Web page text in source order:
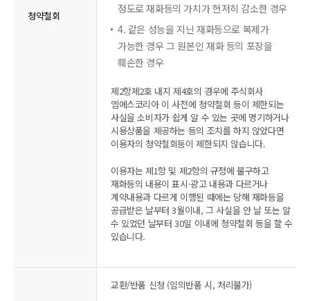
청약철회
정도로 재화등의 가치가 현저히 감소한 경우
4. 같은 성능을 지닌 재화등으로 복제가
가능한 경우 그 원본인 재화 등의 포장을
훼손한 경우
제2항제2호 내지 제4호의 경우에 주식회사
엠에스코리아 이 사전에 청약철회 등이 제한되는
사실을 소비자가 쉽게 알 수 있는 곳에 명기하거나
시용상품을 제공하는 등의 조치를 하지 않았다면
이용자의 청약철회등이 제한되지 않습니다.
이용자는 제1항 및 제2항의 규정에 불구하고
재화등의 내용이 표시·광고 내용과 다르거나
계약내용과 다르게 이행된 때에는 당해 재화등을
공급받은 날부터 3월이내, 그 사실을 안 날 또는 알
수 있었던 날부터 30일 이내에 청약철회 등을 할 수
있습니다.
교환/반품 신청 (임의반품 시, 처리불가)